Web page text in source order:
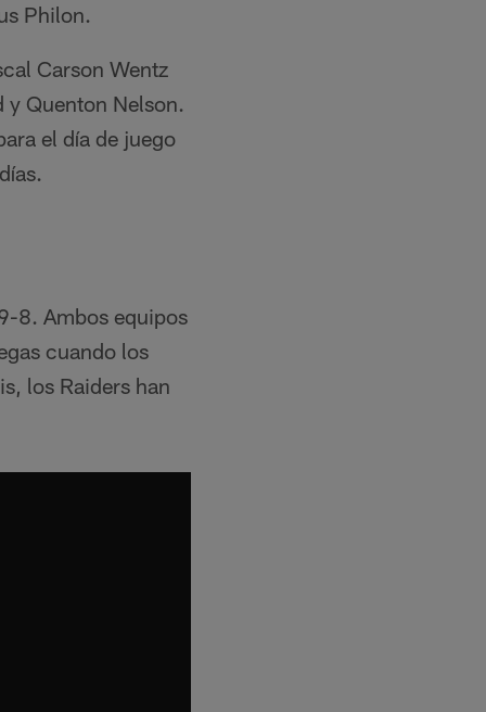
Philon.
Carson Wentz
Quenton Nelson.
el día de juego
8. Ambos equipos
cuando los
los Raiders han